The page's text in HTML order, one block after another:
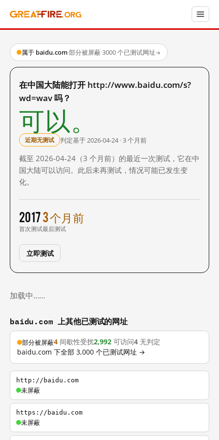
属于 baidu.com·部分被屏蔽·3000 个已测试网址→
在中国大陆能打开 http://www.baidu.com/s?
wd=wav 吗？
可以。
近期无测试 判定基于 2026-04-24 · 3 个月前
截至 2026-04-24（3 个月前）的最近一次测试，它在中
国大陆可以访问。此后未再测试，情况可能已发生变
化。
2017
首次测试
3 个月前
最后测试
立即测试
加载中……
baidu.com 上其他已测试的网址
部分被屏蔽4 间歇性受扰2,992 可访问4 无判定
baidu.com 下全部 3,000 个已测试网址 →
http://baidu.com
未屏蔽
https://baidu.com
未屏蔽